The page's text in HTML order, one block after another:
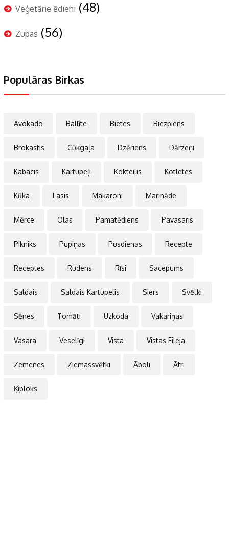
Veģetārie ēdieni (48)
Zupas (56)
Populāras Birkas
Avokado Ballīte Bietes Biezpiens
Brokastis Cūkgaļa Dzēriens Dārzeņi
Kabacis Kartupeļi Kokteilis Kotletes
Kūka Lasis Makaroni Marināde
Mērce Olas Pamatēdiens Pavasaris
Pikniks Pupiņas Pusdienas Recepte
Receptes Rudens Rīsi Sacepums
Saldais Saldais Kartupelis Siers Svētki
Sēnes Tomāti Uzkoda Vakariņas
Vasara Veselīgi Vista Vistas Fileja
Zemenes Ziemassvētki Āboli Ātri
Ķiploks